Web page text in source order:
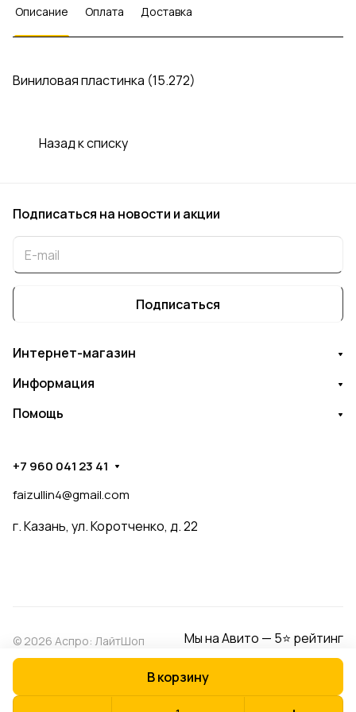
В корзину
Описание Оплата Доставка
Виниловая пластинка (15.272)
Назад к списку
Подписаться на новости и акции
Подписаться
Интернет-магазин
Информация
Помощь
+7 960 041 23 41
faizullin4@gmail.com
г. Казань, ул. Коротченко, д. 22
© 2026 Аспро: ЛайтШоп Мы на Авито — 5⭐ рейтинг
Оферта
Разработано в